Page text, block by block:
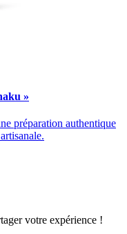
»
préparation authentique
votre expérience !